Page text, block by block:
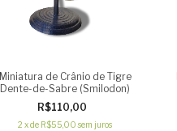
Miniatura de Crânio de Tigre
Dente-de-Sabre (Smilodon)
R$110,00
2 xde R$55,00 sem juros